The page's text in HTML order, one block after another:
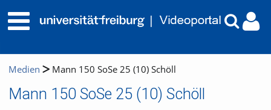
Medien Mann 150 SoSe 25 (10) Schöll
Mann 150 SoSe 25 (10) Schöll